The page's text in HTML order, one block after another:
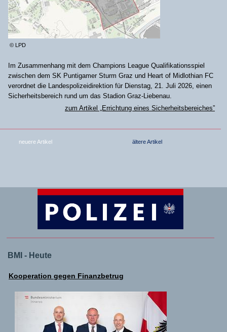
© LPD
Im Zusammenhang mit dem Champions League Qualifikationsspiel
zwischen dem SK Puntigamer Sturm Graz und Heart of Midlothian FC
verordnet die Landespolizeidirektion für Dienstag, 21. Juli 2026, einen
Sicherheitsbereich rund um das Stadion Graz-Liebenau.
zum Artikel „Errichtung eines Sicherheitsbereiches”
neuere Artikel ältere Artikel
BMI - Heute
Kooperation gegen Finanzbetrug